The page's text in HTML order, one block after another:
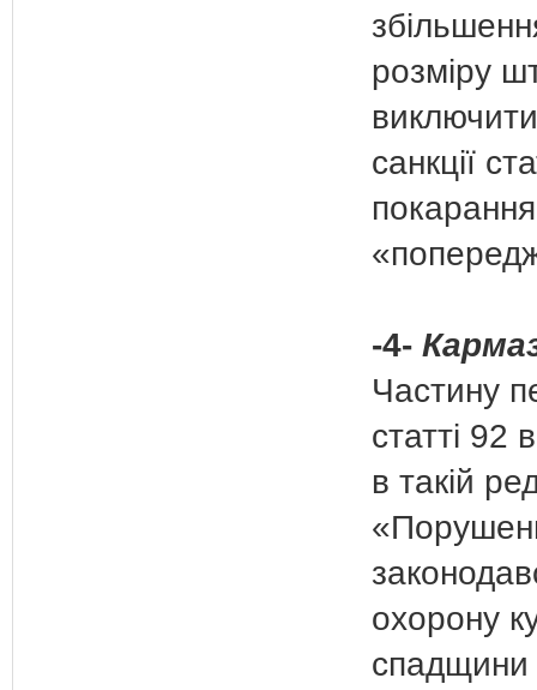
розміру
виключити
санкції
-4-
Частину
статті 92
в такій
охорону